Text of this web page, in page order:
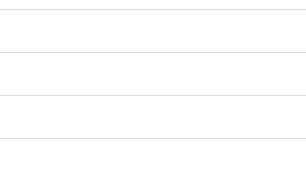
日や夜間に発生した死亡事故のトラブルを今すぐに弁護
法律相談できる名古屋市内の弁護士に相談予約したい』な